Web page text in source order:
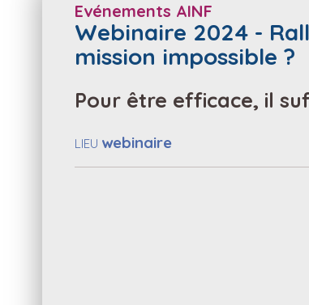
Evénements AINF
Webinaire 2024 -
mission impossible ?
Pour être efficace, il
LIEU webinaire